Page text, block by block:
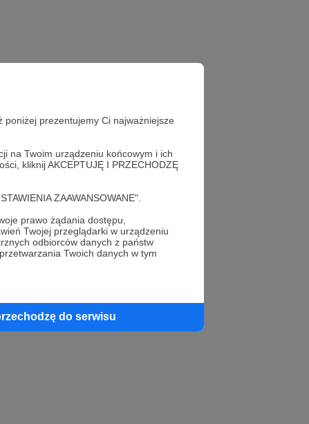
poniżej prezentujemy Ci najważniejsze
na Twoim urządzeniu końcowym i ich
kliknij AKCEPTUJĘ I PRZECHODZĘ
ZAAWANSOWANE".
prawo żądania dostępu,
Twojej przeglądarki w urządzeniu
odbiorców danych z państw
Twoich danych w tym
do serwisu
profil autora